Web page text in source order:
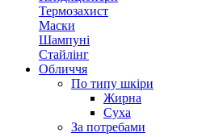
Термозахист
Маски
Шампуні
Стайлінг
Обличчя
По типу шкіри
Жирна
Суха
За потребами